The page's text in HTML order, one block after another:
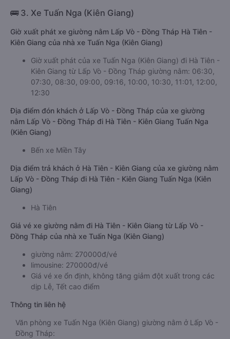
🚌 3. Xe Tuấn Nga (Kiên Giang)
Giờ xuất phát xe giường nằm Lấp Vò - Đồng Tháp Hà Tiên -
Kiên Giang của nhà xe Tuấn Nga (Kiên Giang)
Giờ xuất phát của xe Tuấn Nga (Kiên Giang) đi Hà Tiên -
Kiên Giang từ Lấp Vò - Đồng Tháp giường nằm: 06:30,
07:30, 08:30, 09:00, 09:16, 10:00, 10:30, 11:01, 12:00,
12:30
Địa điểm đón khách ở Lấp Vò - Đồng Tháp của xe giường
nằm Lấp Vò - Đồng Tháp đi Hà Tiên - Kiên Giang Tuấn Nga
(Kiên Giang)
Bến xe Miền Tây
Địa điểm trả khách ở Hà Tiên - Kiên Giang của xe giường nằm
Lấp Vò - Đồng Tháp đi Hà Tiên - Kiên Giang Tuấn Nga (Kiên
Giang)
Hà Tiên
Giá vé xe giường nằm đi Hà Tiên - Kiên Giang từ Lấp Vò -
Đồng Tháp của nhà xe Tuấn Nga (Kiên Giang)
giường nằm: 270000đ/vé
limousine: 270000đ/vé
Giá vé xe ổn định, không tăng giảm đột xuất trong các
dịp Lễ, Tết cao điểm
Thông tin liên hệ
Văn phòng xe Tuấn Nga (Kiên Giang) giường nằm ở Lấp Vò -
Đồng Tháp: